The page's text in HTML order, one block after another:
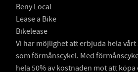
Beny Local
Lease a Bike
Bikelease
Vi har möjlighet att erbjuda hela
som förmånscykel. Med
hela 50% av kostnaden mot att